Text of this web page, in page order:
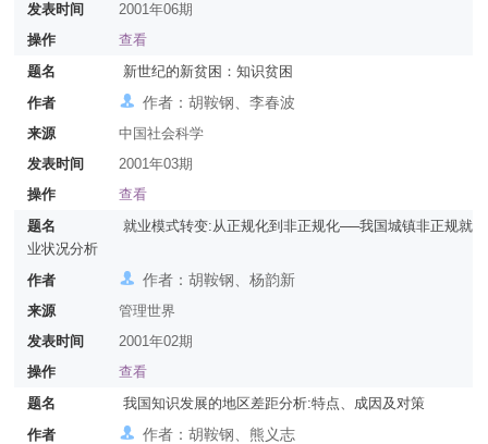
发表时间
2001年06期
操作
查看
题名
新世纪的新贫困：知识贫困
作者
作者：胡鞍钢、李春波
来源
中国社会科学
发表时间
2001年03期
操作
查看
题名
就业模式转变:从正规化到非正规化──我国城镇非正规就
业状况分析
作者
作者：胡鞍钢、杨韵新
来源
管理世界
发表时间
2001年02期
操作
查看
题名
我国知识发展的地区差距分析:特点、成因及对策
作者
作者：胡鞍钢、熊义志